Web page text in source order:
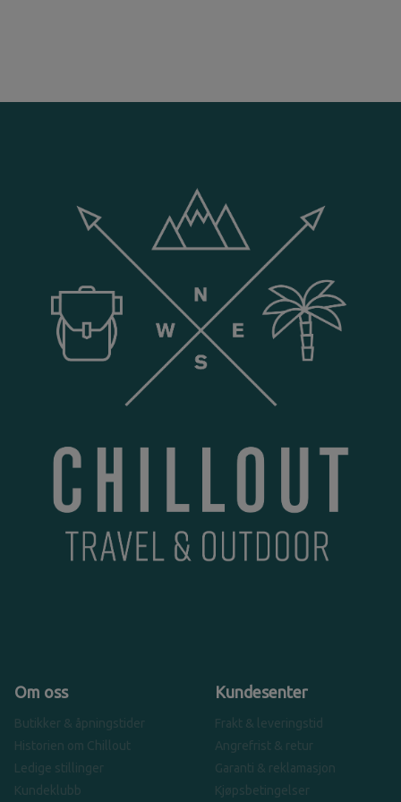
Om oss
Butikker & åpningstider
Historien om Chillout
Ledige stillinger
Kundeklubb
Kundesenter
Frakt & leveringstid
Angrefrist & retur
Garanti & reklamasjon
Kjøpsbetingelser